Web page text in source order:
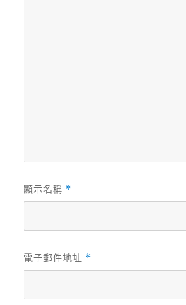
顯示名稱 *
電子郵件地址 *